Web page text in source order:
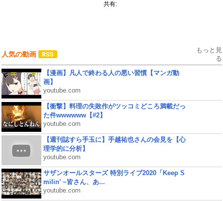
共有:
人気の動画
もっと見
る
【漫画】凡人で終わる人の悪い習慣【マンガ動
画】
youtube.com
【衝撃】料理の失敗作がツッコミどころ満載だっ
た件wwwwww【#2】
youtube.com
【週刊誌すら手玉に】手越祐也さんの会見を【心
理学的に分析】
youtube.com
サザンオールスターズ 特別ライブ2020「Keep S
milin’ ~皆さん、あ...
youtube.com